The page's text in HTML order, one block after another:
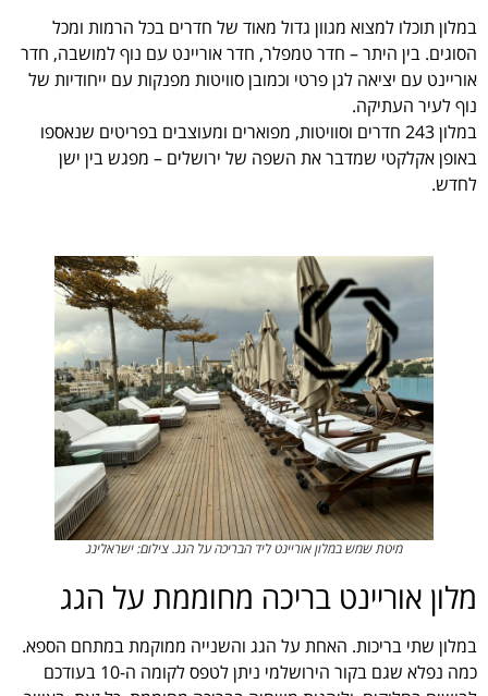
במלון תוכלו למצוא מגוון גדול מאוד של חדרים בכל הרמות ומכל
הסוגים. בין היתר – חדר טמפלר, חדר אוריינט עם נוף למושבה, חדר
אוריינט עם יציאה לגן פרטי וכמובן סוויטות מפנקות עם ייחודיות של
נוף לעיר העתיקה.
במלון 243 חדרים וסוויטות, מפוארים ומעוצבים בפריטים שנאספו
באופן אקלקטי שמדבר את השפה של ירושלים – מפגש בין ישן
לחדש.
מיטת שמש במלון אוריינט ליד הבריכה על הגג. צילום: ישראלינג
מלון אוריינט בריכה מחוממת על הגג
במלון שתי בריכות. האחת על הגג והשנייה ממוקמת במתחם הספא.
כמה נפלא שגם בקור הירושלמי ניתן לטפס לקומה ה-10 בעודכם